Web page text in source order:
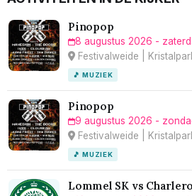
Pinopop
8 augustus 2026 -
Festivalweide |
🎵 MUZIEK
Pinopop
9 augustus 2026 -
Festivalweide |
🎵 MUZIEK
Lommel SK vs